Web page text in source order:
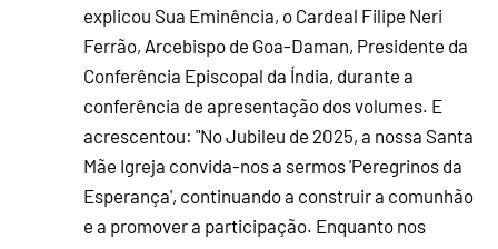
explicou Sua Eminência, o Cardeal Filipe Neri
Ferrão, Arcebispo de Goa-Daman, Presidente da
Conferência Episcopal da Índia, durante a
conferência de apresentação dos volumes. E
acrescentou: "No Jubileu de 2025, a nossa Santa
Mãe Igreja convida-nos a sermos 'Peregrinos da
Esperança', continuando a construir a comunhão
e a promover a participação. Enquanto nos